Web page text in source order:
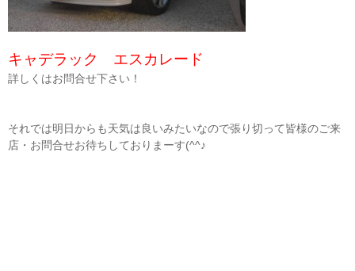
キャデラック エスカレード
詳しくはお問合せ下さい！
それでは明日からも天気は良いみたいなので張り切って皆様のご来
店・お問合せお待ちしておりまーす(^^♪